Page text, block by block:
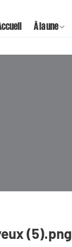
À la une
(5).png